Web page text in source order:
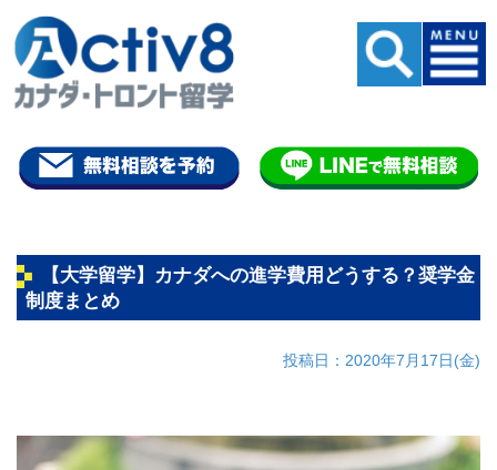
【大学留学】カナダへの進学費用どうする？奨学金
制度まとめ
投稿日：2020年7月17日(金)